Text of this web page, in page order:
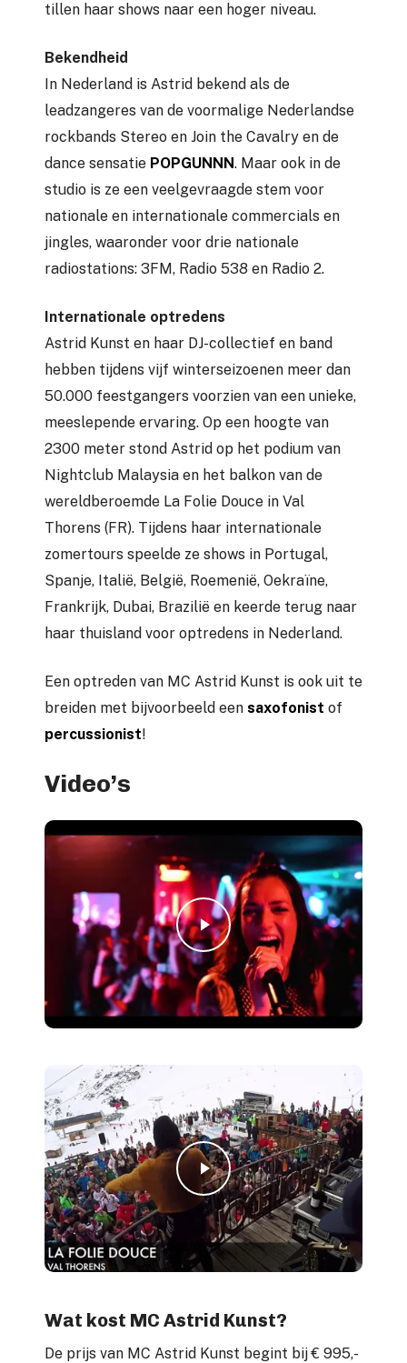
tillen haar shows naar een hoger niveau.
Bekendheid
In Nederland is Astrid bekend als de
leadzangeres van de voormalige Nederlandse
rockbands Stereo en Join the Cavalry en de
dance sensatie POPGUNNN. Maar ook in de
studio is ze een veelgevraagde stem voor
nationale en internationale commercials en
jingles, waaronder voor drie nationale
radiostations: 3FM, Radio 538 en Radio 2.
Internationale optredens
Astrid Kunst en haar DJ-collectief en band
hebben tijdens vijf winterseizoenen meer dan
50.000 feestgangers voorzien van een unieke,
meeslepende ervaring. Op een hoogte van
2300 meter stond Astrid op het podium van
Nightclub Malaysia en het balkon van de
wereldberoemde La Folie Douce in Val
Thorens (FR). Tijdens haar internationale
zomertours speelde ze shows in Portugal,
Spanje, Italië, België, Roemenië, Oekraïne,
Frankrijk, Dubai, Brazilië en keerde terug naar
haar thuisland voor optredens in Nederland.
Een optreden van MC Astrid Kunst is ook uit te
breiden met bijvoorbeeld een saxofonist of
percussionist!
Video’s
Play Video
Play Video
Play Video
Play Video
Wat kost MC Astrid Kunst?
De prijs van MC Astrid Kunst begint bij € 995,-